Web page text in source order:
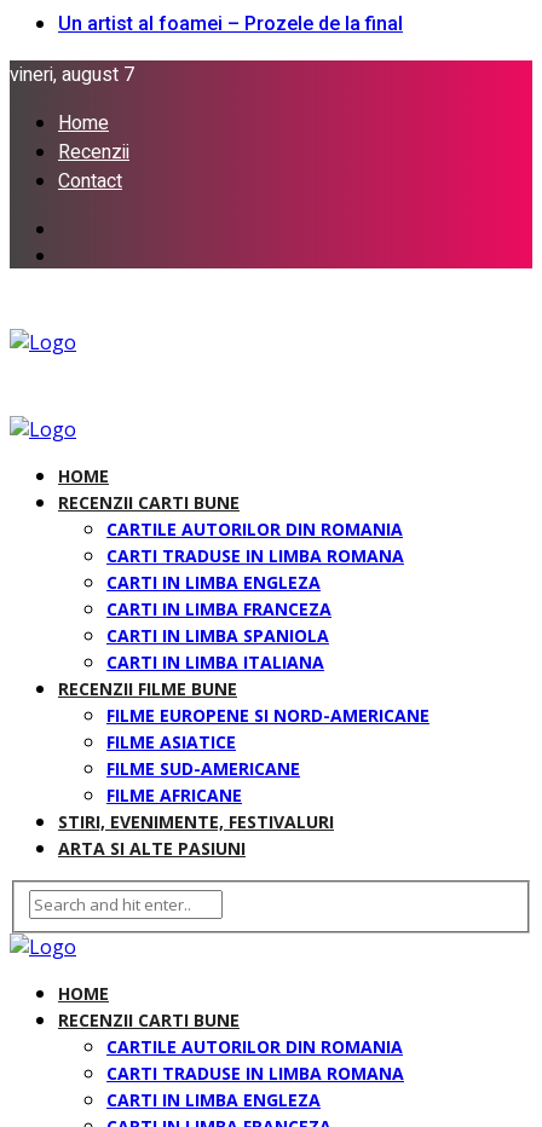
Un artist al foamei – Prozele de la final
vineri, august 7
Home
Recenzii
Contact
HOME
RECENZII CARTI BUNE
CARTILE AUTORILOR DIN ROMANIA
CARTI TRADUSE IN LIMBA ROMANA
CARTI IN LIMBA ENGLEZA
CARTI IN LIMBA FRANCEZA
CARTI IN LIMBA SPANIOLA
CARTI IN LIMBA ITALIANA
RECENZII FILME BUNE
FILME EUROPENE SI NORD-AMERICANE
FILME ASIATICE
FILME SUD-AMERICANE
FILME AFRICANE
STIRI, EVENIMENTE, FESTIVALURI
ARTA SI ALTE PASIUNI
HOME
RECENZII CARTI BUNE
CARTILE AUTORILOR DIN ROMANIA
CARTI TRADUSE IN LIMBA ROMANA
CARTI IN LIMBA ENGLEZA